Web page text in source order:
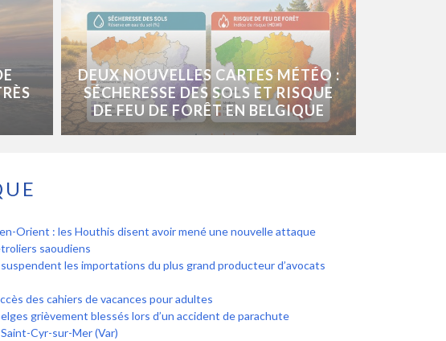
DEUX NOUVELLES CARTES MÉTÉO :
SÉCHERESSE DES SOLS ET RISQUE
DE FEU DE FORÊT EN BELGIQUE
Orient : les Houthis disent avoir mené une nouvelle attaque
saoudiens
les importations du plus grand producteur d’avocats
des cahiers de vacances pour adultes
grièvement blessés lors d’un accident de parachute
Cyr-sur-Mer (Var)